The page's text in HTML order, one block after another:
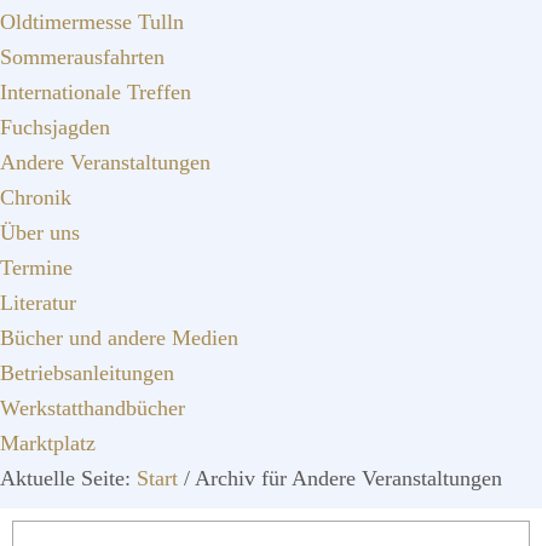
Oldtimermesse Tulln
Sommerausfahrten
Internationale Treffen
Fuchsjagden
Andere Veranstaltungen
Chronik
Über uns
Termine
Literatur
Bücher und andere Medien
Betriebsanleitungen
Werkstatthandbücher
Marktplatz
Aktuelle Seite: Start / Archiv für Andere Veranstaltungen